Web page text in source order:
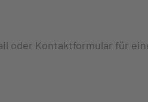
oder Kontaktformular für